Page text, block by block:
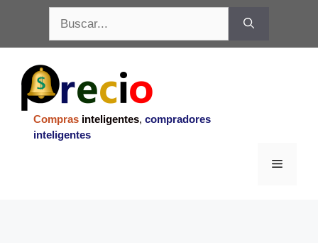
contenido
Compras inteligentes, compradores
inteligentes
Menu